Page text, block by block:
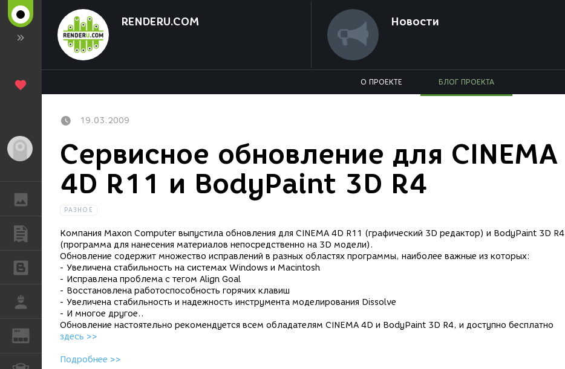
Гость
ПУБЛИКАЦИИ
БЛОГИ
РАБОТА
REN ЖУРНАЛ
RENDERU.COM Новости
О ПРОЕКТЕ БЛОГ ПРОЕКТА
19.03.2009
Сервисное обновление для CINEMA
4D R11 и BodyPaint 3D R4
РАЗНОЕ
Компания Maxon Computer выпустила обновления для CINEMA 4D R11 (графический 3D редактор) и BodyPaint 3D R4
(программа для нанесения материалов непосредственно на 3D модели).
Обновление содержит множество исправлений в разных областях программы, наиболее важные из которых:
- Увеличена стабильность на системах Windows и Macintosh
- Исправлена проблема с тегом Align Goal
- Восстановлена работоспособность горячих клавиш
- Увеличена стабильность и надежность инструмента моделирования Dissolve
- И многое другое..
Обновление настоятельно рекомендуется всем обладателям CINEMA 4D и BodyPaint 3D R4, и доступно бесплатно
здесь >>
Подробнее >>